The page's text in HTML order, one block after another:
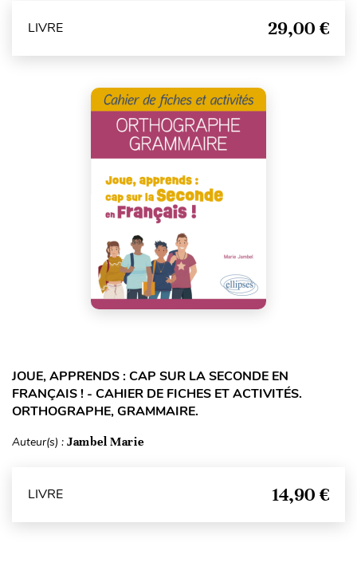
LIVRE 29,00 €
JOUE, APPRENDS : CAP SUR LA SECONDE EN
FRANÇAIS ! - CAHIER DE FICHES ET ACTIVITÉS.
ORTHOGRAPHE, GRAMMAIRE.
Auteur(s) : Jambel Marie
LIVRE 14,90 €